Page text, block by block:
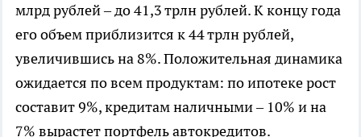
млрд рублей – до 41,3 трлн рублей. К концу года
его объем приблизится к 44 трлн рублей,
увеличившись на 8%. Положительная динамика
ожидается по всем продуктам: по ипотеке рост
составит 9%, кредитам наличными – 10% и на
7% вырастет портфель автокредитов.